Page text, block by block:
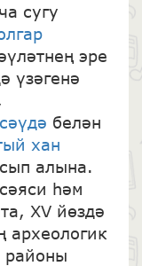
сугу
эре
үзәгенә
сәүдә белән
хан
алына.
һәм
XV йөздә
археологик
районы